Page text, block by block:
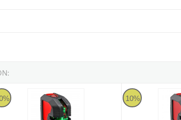
y fiables
láser de rayo verde Leica Lino L2P5G-1
10%
Leica Lino